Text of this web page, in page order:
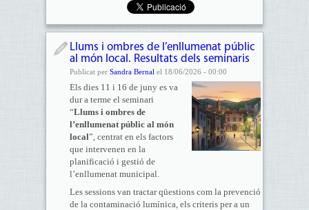
Llums i ombres de l’enllumenat públic
al món local. Resultats dels seminaris
Publicat per Sandra Bernal el 18/06/2026 - 00:00
Els dies 11 i 16 de juny es va
dur a terme el seminari
“Llums i ombres de
l’enllumenat públic al món
local”, centrat en els factors
que intervenen en la
planificació i gestió de
l’enllumenat municipal.
Les sessions van tractar qüestions com la prevenció
de la contaminació lumínica, els criteris per a un